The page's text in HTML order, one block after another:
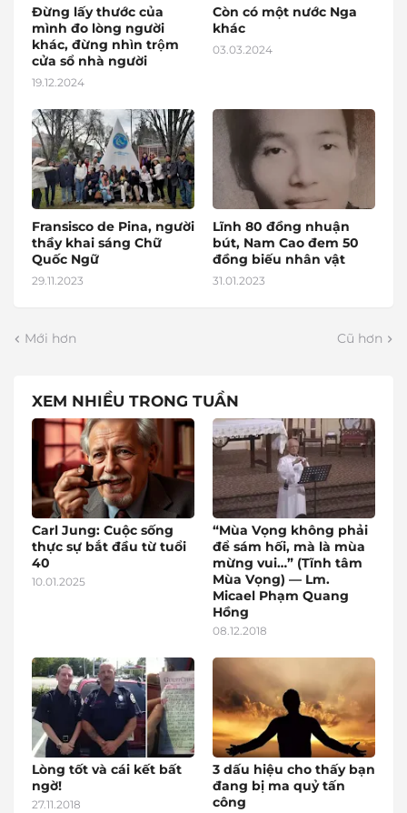
Đừng lấy thước của
mình đo lòng người
khác, đừng nhìn trộm
cửa sổ nhà người
19.12.2024
Còn có một nước Nga
khác
03.03.2024
Fransisco de Pina, người
thầy khai sáng Chữ
Quốc Ngữ
29.11.2023
Lĩnh 80 đồng nhuận
bút, Nam Cao đem 50
đồng biếu nhân vật
31.01.2023
Mới hơn Cũ hơn
XEM NHIỀU TRONG TUẦN
Carl Jung: Cuộc sống
thực sự bắt đầu từ tuổi
40
10.01.2025
“Mùa Vọng không phải
để sám hối, mà là mùa
mừng vui…” (Tĩnh tâm
Mùa Vọng) — Lm.
Micael Phạm Quang
Hồng
08.12.2018
Lòng tốt và cái kết bất
ngờ!
27.11.2018
3 dấu hiệu cho thấy bạn
đang bị ma quỷ tấn
công